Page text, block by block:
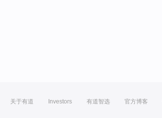
关于有道 Investors 有道智选 官方博客